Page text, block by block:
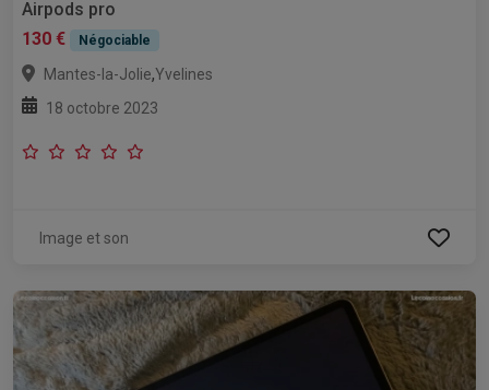
Airpods pro
130 €
Négociable
Mantes-la-Jolie,Yvelines
18 octobre 2023
Image et son